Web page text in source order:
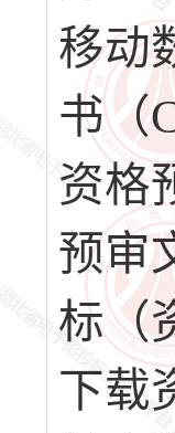
移动
书（
资格
预审
标（
下载